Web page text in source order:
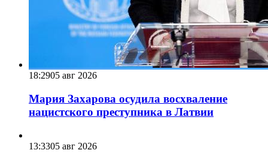
18:2905 авг 2026
Мария Захарова осудила восхваление
нацистского преступника в Латвии
13:3305 авг 2026